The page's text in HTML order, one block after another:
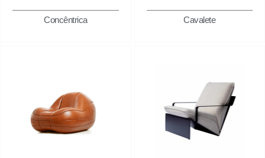
Concêntrica Cavalete